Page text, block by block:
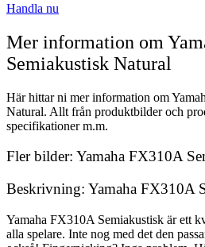
Handla nu
Mer information om
Semiakustisk Natural
Här hittar ni mer information om
Natural. Allt från produktbilder och
specifikationer m.m.
Fler bilder: Yamaha FX310A
Beskrivning: Yamaha FX310A
Yamaha FX310A Semiakustisk är ett
alla spelare. Inte nog med det den